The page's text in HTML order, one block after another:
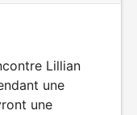
Lillian
une
une